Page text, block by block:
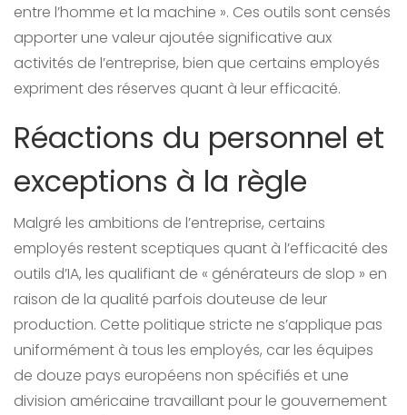
entre l’homme et la machine ». Ces outils sont censés
apporter une valeur ajoutée significative aux
activités de l’entreprise, bien que certains employés
expriment des réserves quant à leur efficacité.
Réactions du personnel et
exceptions à la règle
Malgré les ambitions de l’entreprise, certains
employés restent sceptiques quant à l’efficacité des
outils d’IA, les qualifiant de « générateurs de slop » en
raison de la qualité parfois douteuse de leur
production. Cette politique stricte ne s’applique pas
uniformément à tous les employés, car les équipes
de douze pays européens non spécifiés et une
division américaine travaillant pour le gouvernement